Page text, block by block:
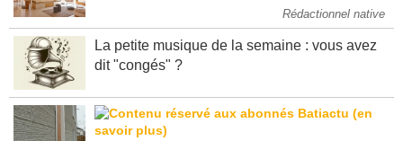
Rédactionnel native
La petite musique de la semaine : vous avez